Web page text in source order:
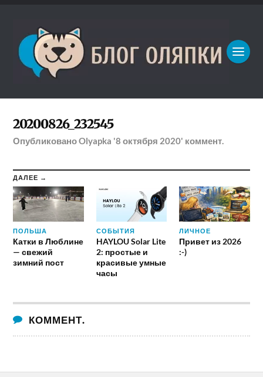
20200826_232545
ОпубликованоOlyapka '8 октября 2020' коммент.
ДАЛЕЕ →
ПОЛЬША
Катки в Люблине
— свежий
зимний пост
СОБЫТИЯ
HAYLOU Solar Lite
2: простые и
красивые умные
часы
ЛИЧНОЕ
Привет из 2026
:-)
КОММЕНТ.